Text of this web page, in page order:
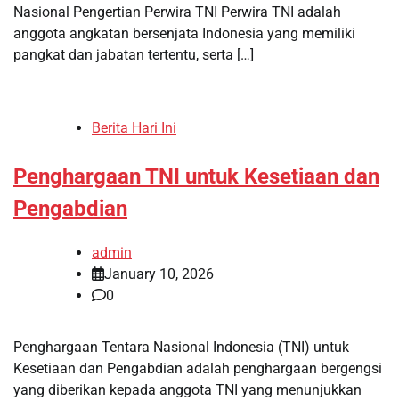
Nasional Pengertian Perwira TNI Perwira TNI adalah
anggota angkatan bersenjata Indonesia yang memiliki
pangkat dan jabatan tertentu, serta […]
Berita Hari Ini
Penghargaan TNI untuk Kesetiaan dan
Pengabdian
admin
January 10, 2026
0
Penghargaan Tentara Nasional Indonesia (TNI) untuk
Kesetiaan dan Pengabdian adalah penghargaan bergengsi
yang diberikan kepada anggota TNI yang menunjukkan